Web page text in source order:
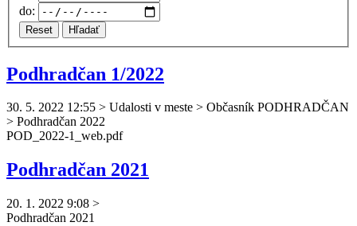
do:
Reset Hľadať
Podhradčan 1/2022
30. 5. 2022 12:55 > Udalosti v meste > Občasník PODHRADČAN
> Podhradčan 2022
POD_2022-1_web.pdf
Podhradčan 2021
20. 1. 2022 9:08 >
Podhradčan 2021